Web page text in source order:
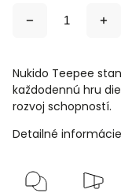
Nukido Teepee
každodennú hru
rozvoj schopností.
Detailné informácie